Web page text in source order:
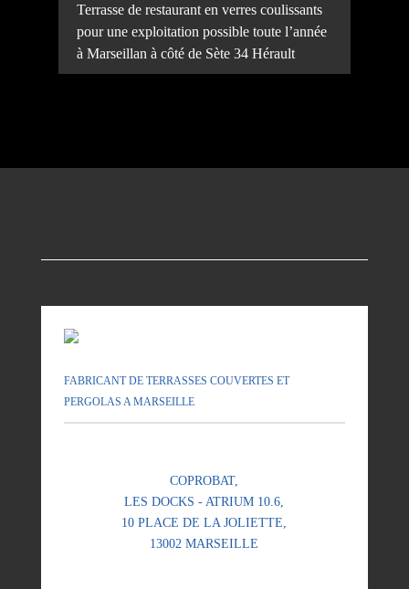
Terrasse de restaurant en verres coulissants
pour une exploitation possible toute l’année
à Marseillan à côté de Sète 34 Hérault
FABRICANT DE TERRASSES COUVERTES ET
PERGOLAS A MARSEILLE
COPROBAT,
LES DOCKS - ATRIUM 10.6,
10 PLACE DE LA JOLIETTE,
13002 MARSEILLE